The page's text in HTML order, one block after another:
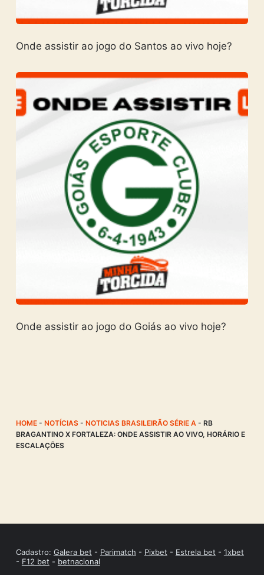
Onde assistir ao jogo do Santos ao vivo hoje?
Onde assistir ao jogo do Goiás ao vivo hoje?
HOME- NOTÍCIAS- NOTICIAS BRASILEIRÃO SÉRIE A- RB
BRAGANTINO X FORTALEZA: ONDE ASSISTIR AO VIVO, HORÁRIO E
ESCALAÇÕES
Cadastro: Galera bet - Parimatch - Pixbet - Estrela bet - 1xbet
- F12 bet - betnacional